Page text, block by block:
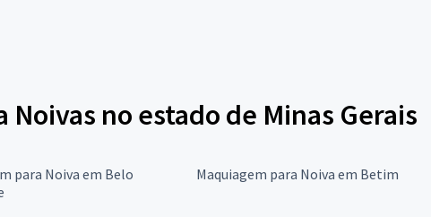
no estado de Minas Gerais
para Noiva em Belo
Maquiagem para Noiva em Betim